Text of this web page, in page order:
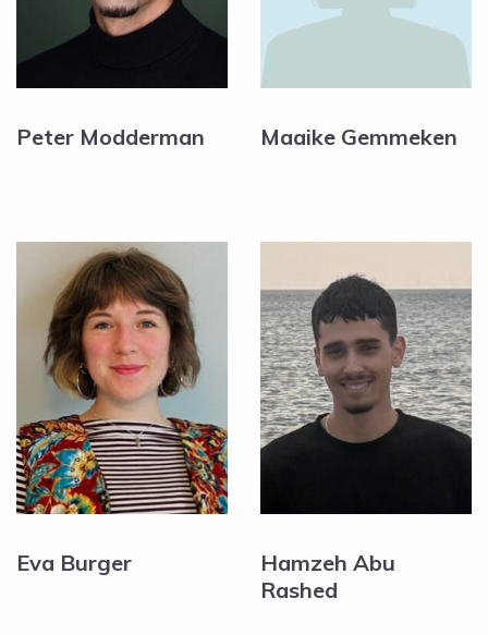
Peter Modderman Maaike Gemmeken
Eva Burger
Hamzeh Abu
Rashed